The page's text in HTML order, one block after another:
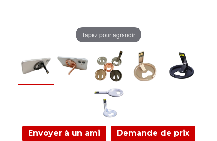
Tapez pour agrandir
Envoyer à un ami Demande de prix